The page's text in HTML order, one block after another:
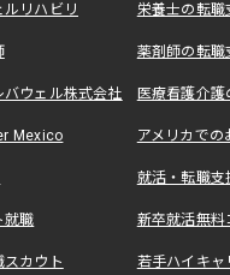
リハビリ 栄養士の転
薬剤師の転
ウェル株式会社 医療看護介
Mexico アメリカで
就活・転職
就職 新卒就活無料
カウト 若手ハイキ